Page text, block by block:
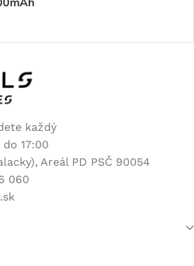
každý
17:00
Areál PD PSČ 90054
060